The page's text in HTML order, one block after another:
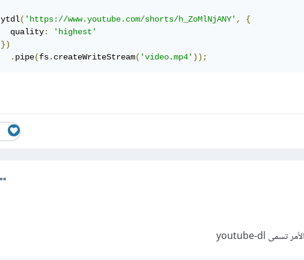
ytdl( 'https://www.youtube.com/shorts/h_ZoMlNjANY' ,
{
  quality
:
'highest'
})
. pipe(fs. createWriteStream( 'video.mp4' ));